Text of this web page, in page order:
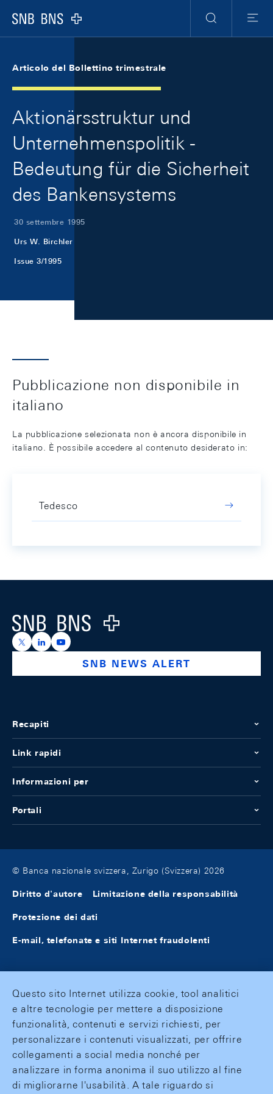
Logo
Ricerca
Menu
Articolo del Bollettino trimestrale
Aktionärsstruktur und
Unternehmenspolitik -
Bedeutung für die Sicherheit
des Bankensystems
30 settembre 1995
Urs W. Birchler
Issue 3/1995
Pubblicazione non disponibile in
italiano
La pubblicazione selezionata non è ancora disponibile in
italiano. È possibile accedere al contenuto desiderato in:
Tedesco
Logo
https://x.com/snb_bns
https://ch.linkedin.com/company/swiss-national-
https://www.youtube.com/@swissnationalbank
SNB NEWS ALERT
Recapiti
Link rapidi
Informazioni per
Portali
© Banca nazionale svizzera, Zurigo (Svizzera) 2026
Diritto d'autore Limitazione della responsabilità
Protezione dei dati
E-mail, telefonate e siti Internet fraudolenti
Questo sito Internet utilizza cookie, tool analitici
e altre tecnologie per mettere a disposizione
funzionalità, contenuti e servizi richiesti, per
personalizzare i contenuti visualizzati, per offrire
collegamenti a social media nonché per
analizzare in forma anonima il suo utilizzo al fine
di migliorarne l'usabilità. A tale riguardo si